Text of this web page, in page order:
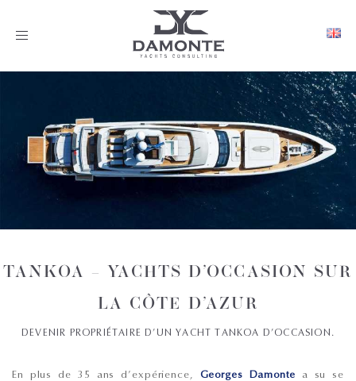
Toggle
TANKOA – YACHTS D’OCCASION SUR
LA CÔTE D’AZUR
DEVENIR PROPRIÉTAIRE D’UN YACHT TANKOA D’OCCASION.
En plus de 35 ans d’expérience, Georges Damonte a su se